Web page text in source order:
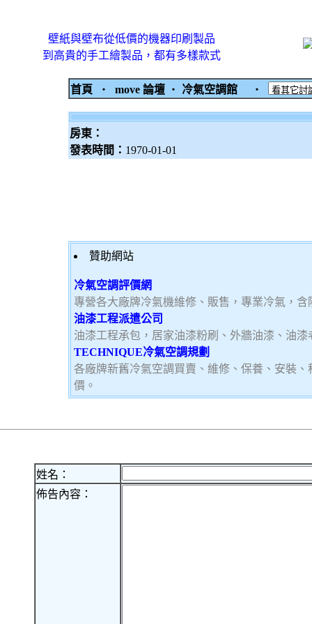
壁紙與壁布從低價的機器印刷製品
到高貴的手工繪製品，都有多樣款式
首頁 ‧ move 論壇 ‧ 冷氣空調館 ‧
房東：
發表時間： 1970-01-01
贊助網站
冷氣空調評價網
專營各大廠牌冷氣機維修、販售，專業冷氣，
油漆工程派遣公司
油漆工程承包，居家油漆粉刷、外牆油漆、油
TECHNIQUE冷氣空調規劃
各廠牌新舊冷氣空調買賣、維修、保養、安裝
價。
姓名：
佈告內容：